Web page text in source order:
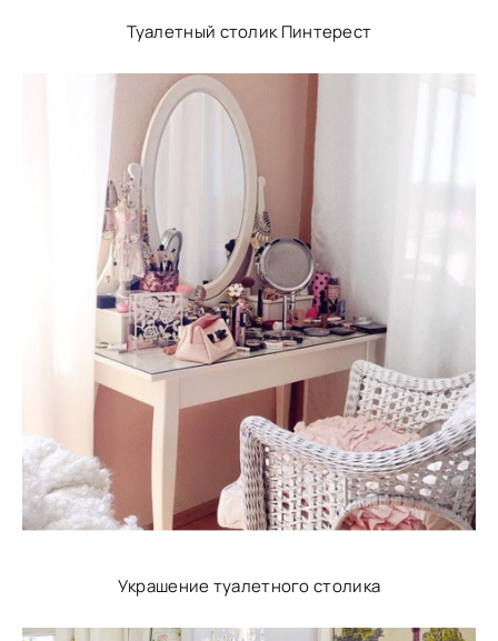
Туалетный столик Пинтерест
Украшение туалетного столика